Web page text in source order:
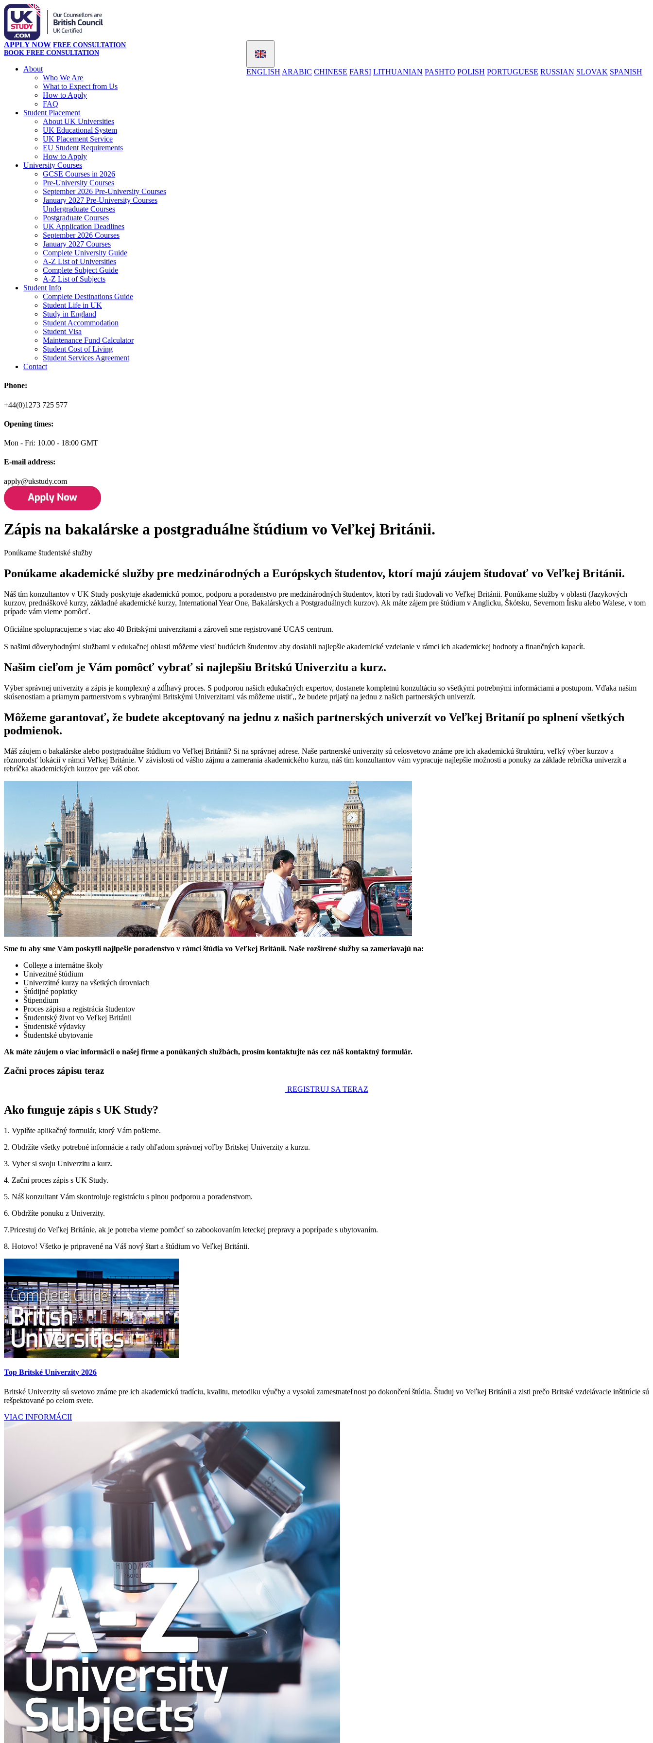
ENGLISH ARABIC CHINESE FARSI LITHUANIAN PASHTO POLISH PORTUGUESE RUSSIAN SLOVAK SPANISH
APPLY NOW FREE CONSULTATION
BOOK FREE CONSULTATION
About
Who We Are
What to Expect from Us
How to Apply
FAQ
Student Placement
About UK Universities
UK Educational System
UK Placement Service
EU Student Requirements
How to Apply
University Courses
GCSE Courses in 2026
Pre-University Courses
September 2026 Pre-University Courses
January 2027 Pre-University Courses
Undergraduate Courses
Postgraduate Courses
UK Application Deadlines
September 2026 Courses
January 2027 Courses
Complete University Guide
A-Z List of Universities
Complete Subject Guide
A-Z List of Subjects
Student Info
Complete Destinations Guide
Student Life in UK
Study in England
Student Accommodation
Student Visa
Maintenance Fund Calculator
Student Cost of Living
Student Services Agreement
Contact
Phone:
+44(0)1273 725 577
Opening times:
Mon - Fri: 10.00 - 18:00 GMT
E-mail address:
apply@ukstudy.com
Zápis na bakalárske a postgraduálne štúdium vo Veľkej Británii.
Ponúkame študentské služby
Ponúkame akademické služby pre medzinárodných a Európskych študentov, ktorí majú záujem študovať vo Veľkej Británii.
Náš tím konzultantov v UK Study poskytuje akademickú pomoc, podporu a poradenstvo pre medzinárodných študentov, ktorí by radi študovali vo Veľkej Británii. Ponúkame služby v oblasti (Jazykových
kurzov, prednáškové kurzy, základné akademické kurzy, International Year One, Bakalárskych a Postgraduálnych kurzov). Ak máte zájem pre štúdium v Anglicku, Škótsku, Severnom Írsku alebo Walese, v tom
prípade vám vieme pomôcť.
Oficiálne spolupracujeme s viac ako 40 Britskými univerzitami a zároveň sme registrované UCAS centrum.
S našimi dôveryhodnými službami v edukačnej oblasti môžeme viesť budúcich študentov aby dosiahli najlepšie akademické vzdelanie v rámci ich akademickej hodnoty a finančných kapacít.
Našim cieľom je Vám pomôcť vybrať si najlepšiu Britskú Univerzitu a kurz.
Výber správnej univerzity a zápis je komplexný a zdĺhavý proces. S podporou našich edukačných expertov, dostanete kompletnú konzultáciu so všetkými potrebnými informáciami a postupom. Vďaka našim
skúsenostiam a priamym partnerstvom s vybranými Britskými Univerzitami vás môžeme uistiť,, že budete prijatý na jednu z našich partnerských univerzít.
Môžeme garantovať, že budete akceptovaný na jednu z našich partnerských univerzít vo Veľkej Britaníí po splnení všetkých
podmienok.
Máš záujem o bakalárske alebo postgraduálne štúdium vo Veľkej Británii? Si na správnej adrese. Naše partnerské univerzity sú celosvetovo známe pre ich akademickú štruktúru, veľký výber kurzov a
rôznorodsť lokácii v rámci Veľkej Británie. V závislosti od vášho zájmu a zamerania akademického kurzu, náš tím konzultantov vám vypracuje najlepšie možnosti a ponuky za základe rebríčka univerzít a
rebríčka akademických kurzov pre váš obor.
Sme tu aby sme Vám poskytli najlpešie poradenstvo v rámci štúdia vo Veľkej Británii. Naše rozšírené služby sa zameriavajú na:
College a internátne školy
Univezitné štúdium
Univerzitné kurzy na všetkých úrovniach
Štúdijné poplatky
Štipendium
Proces zápisu a registrácia študentov
Študentský život vo Veľkej Británii
Študentské výdavky
Študentské ubytovanie
Ak máte záujem o viac informácii o našej firme a ponúkaných službách, prosím kontaktujte nás cez náš kontaktný formulár.
Začni proces zápisu teraz
REGISTRUJ SA TERAZ
Ako funguje zápis s UK Study?
1. Vyplňte aplikačný formulár, ktorý Vám pošleme.
2. Obdržíte všetky potrebné informácie a rady ohľadom správnej voľby Britskej Univerzity a kurzu.
3. Vyber si svoju Univerzitu a kurz.
4. Začni proces zápis s UK Study.
5. Náš konzultant Vám skontroluje registráciu s plnou podporou a poradenstvom.
6. Obdržíte ponuku z Univerzity.
7.Pricestuj do Veľkej Británie, ak je potreba vieme pomôcť so zabookovaním leteckej prepravy a poprípade s ubytovaním.
8. Hotovo! Všetko je pripravené na Váš nový štart a štúdium vo Veľkej Británii.
Top Britské Univerzity 2026
Britské Univerzity sú svetovo známe pre ich akademickú tradíciu, kvalitu, metodiku výučby a vysokú zamestnateľnost po dokončení štúdia. Študuj vo Veľkej Británii a zisti prečo Britské vzdelávacie inštitúcie sú
rešpektované po celom svete.
VIAC INFORMÁCII